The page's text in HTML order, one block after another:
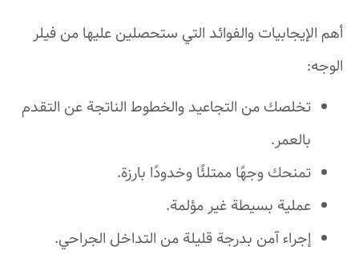
والفوائد التي ستحصلين عليها من فيلر
من التجاعيد والخطوط الناتجة عن التقدم
وجهًا ممتلئًا وخدودًا بارزة.
بسيطة غير مؤلمة.
آمن بدرجة قليلة من التداخل الجراحي.